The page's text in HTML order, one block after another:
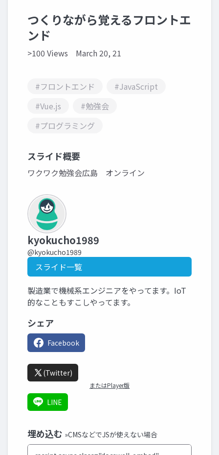
つくりながら覚えるフロントエ
ンド
>100 Views March 20, 21
#フロントエンド
#JavaScript
#Vue.js
#勉強会
#プログラミング
スライド概要
ワクワク勉強会広島 オンライン
kyokucho1989
@kyokucho1989
スライド一覧
製造業で機械系エンジニアをやってます。IoT
的なこともすこしやってます。
シェア
Facebook
(Twitter)
またはPlayer版
LINE
埋め込む »CMSなどでJSが使えない場合